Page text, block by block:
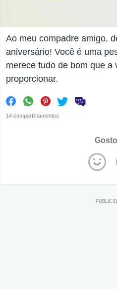
Ao meu compadre amigo,
aniversário! Você é uma
merece tudo de bom que a
proporcionar.
14 compartilhamentos